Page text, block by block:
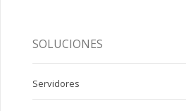
SOLUCIONES
Servidores